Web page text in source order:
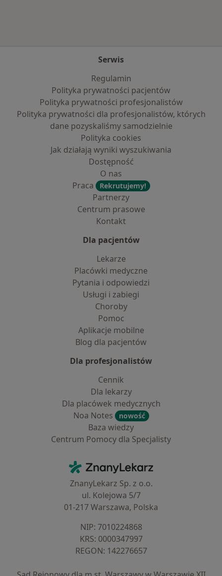
Serwis
Regulamin
Polityka prywatności pacjentów
Polityka prywatności profesjonalistów
Polityka prywatności dla profesjonalistów, których
dane pozyskaliśmy samodzielnie
Polityka cookies
Jak działają wyniki wyszukiwania
Dostępność
O nas
Praca
Rekrutujemy!
Partnerzy
Centrum prasowe
Kontakt
Dla pacjentów
Lekarze
Placówki medyczne
Pytania i odpowiedzi
Usługi i zabiegi
Choroby
Pomoc
Aplikacje mobilne
Blog dla pacjentów
Dla profesjonalistów
Cennik
Dla lekarzy
Dla placówek medycznych
Noa Notes
nowość
Baza wiedzy
Centrum Pomocy dla Specjalisty
ZnanyLekarz - Strona główna
ZnanyLekarz Sp. z o.o.
ul. Kolejowa 5/7
01-217 Warszawa, Polska
NIP: ⁠7010224868
KRS: ⁠0000347997
REGON: ⁠142276657